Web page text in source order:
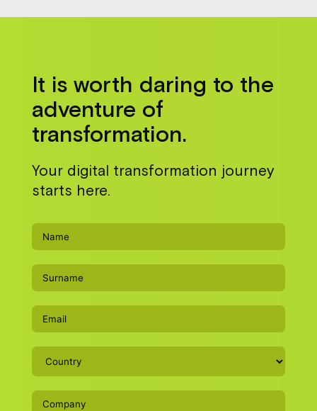
It is worth daring to the
adventure of
transformation.
Your digital transformation journey
starts here.